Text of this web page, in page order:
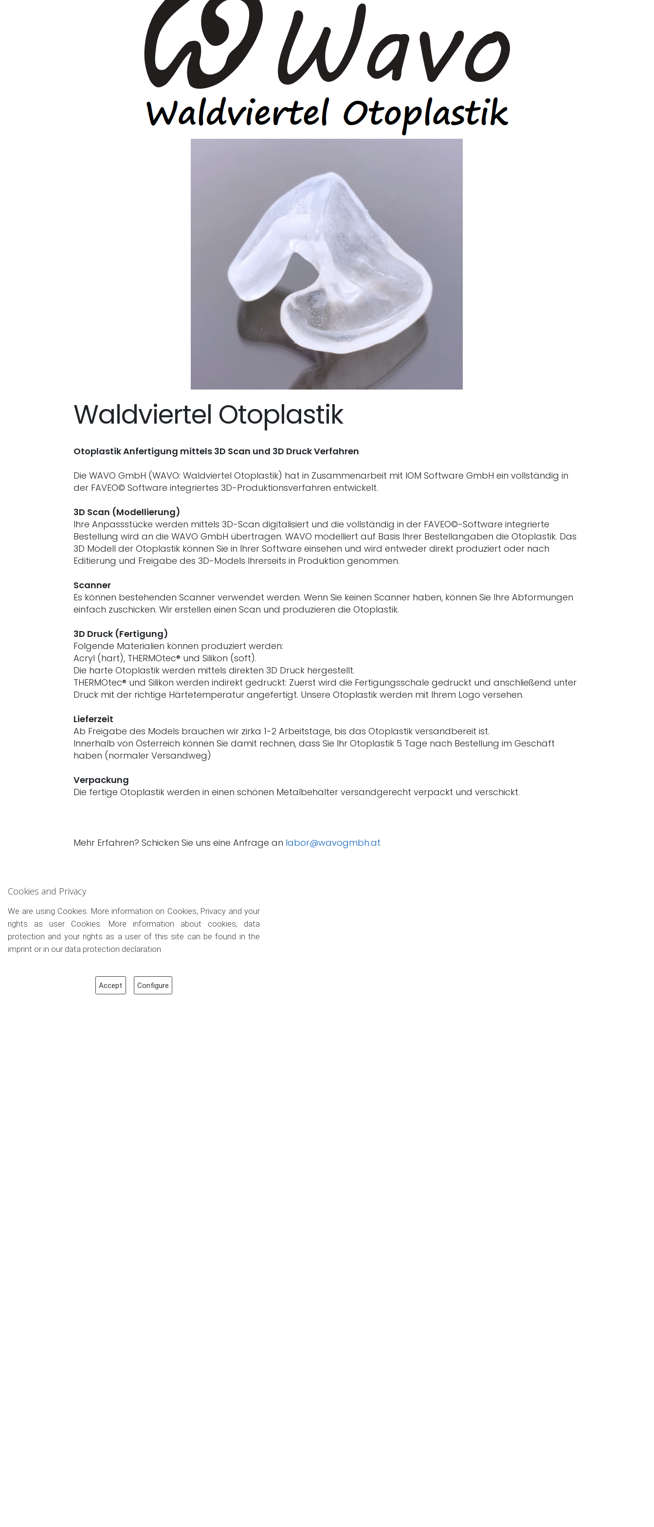
Waldviertel Otoplastik
Otoplastik Anfertigung mittels 3D Scan und 3D Druck Verfahren
Die WAVO GmbH (WAVO: Waldviertel Otoplastik) hat in Zusammenarbeit mit IOM Software GmbH ein vollständig in
der FAVEO© Software integriertes 3D-Produktionsverfahren entwickelt.
3D Scan (Modellierung)
Ihre Anpassstücke werden mittels 3D-Scan digitalisiert und die vollständig in der FAVEO©-Software integrierte
Bestellung wird an die WAVO GmbH übertragen. WAVO modelliert auf Basis Ihrer Bestellangaben die Otoplastik. Das
3D Modell der Otoplastik können Sie in Ihrer Software einsehen und wird entweder direkt produziert oder nach
Editierung und Freigabe des 3D-Models Ihrerseits in Produktion genommen.
Scanner
Es können bestehenden Scanner verwendet werden. Wenn Sie keinen Scanner haben, können Sie Ihre Abformungen
einfach zuschicken. Wir erstellen einen Scan und produzieren die Otoplastik.
3D Druck (Fertigung)
Folgende Materialien können produziert werden:
Acryl (hart), THERMOtec® und Silikon (soft).
Die harte Otoplastik werden mittels direkten 3D Druck hergestellt.
THERMOtec® und Silikon werden indirekt gedruckt: Zuerst wird die Fertigungsschale gedruckt und anschließend unter
Druck mit der richtige Härtetemperatur angefertigt. Unsere Otoplastik werden mit Ihrem Logo versehen.
Lieferzeit
Ab Freigabe des Models brauchen wir zirka 1-2 Arbeitstage, bis das Otoplastik versandbereit ist.
Innerhalb von Österreich können Sie damit rechnen, dass Sie Ihr Otoplastik 5 Tage nach Bestellung im Geschäft
haben (normaler Versandweg)
Verpackung
Die fertige Otoplastik werden in einen schönen Metalbehälter versandgerecht verpackt und verschickt.
Mehr Erfahren? Schicken Sie uns eine Anfrage an labor@wavogmbh.at
Cookies and Privacy
We are using Cookies. More information on Cookies, Privacy and your
rights as user Cookies. More information about cookies, data
protection and your rights as a user of this site can be found in the
imprint or in our data protection declaration.
Accept Configure